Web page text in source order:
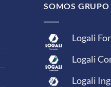
SOMOS
Logali
Logali
Logali